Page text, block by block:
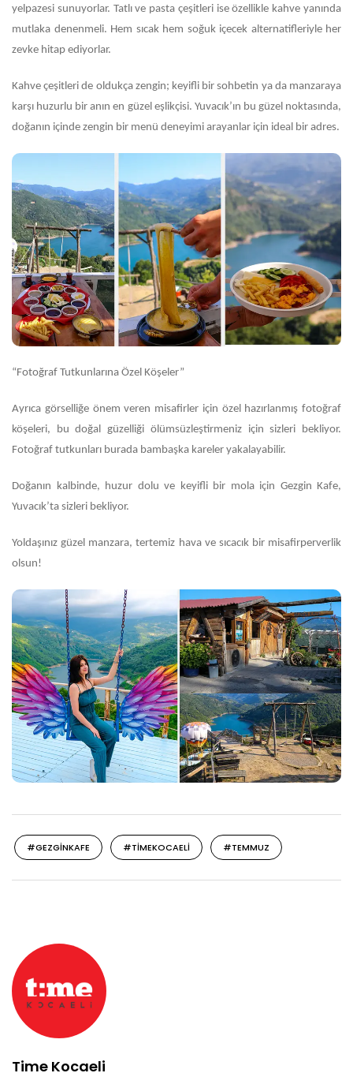
yelpazesi sunuyorlar. Tatlı ve pasta çeşitleri ise özellikle kahve yanında
mutlaka denenmeli. Hem sıcak hem soğuk içecek alternatifleriyle her
zevke hitap ediyorlar.
Kahve çeşitleri de oldukça zengin; keyifli bir sohbetin ya da manzaraya
karşı huzurlu bir anın en güzel eşlikçisi. Yuvacık’ın bu güzel noktasında,
doğanın içinde zengin bir menü deneyimi arayanlar için ideal bir adres.
“Fotoğraf Tutkunlarına Özel Köşeler”
Ayrıca görselliğe önem veren misafirler için özel hazırlanmış fotoğraf
köşeleri, bu doğal güzelliği ölümsüzleştirmeniz için sizleri bekliyor.
Fotoğraf tutkunları burada bambaşka kareler yakalayabilir.
Doğanın kalbinde, huzur dolu ve keyifli bir mola için Gezgin Kafe,
Yuvacık’ta sizleri bekliyor.
Yoldaşınız güzel manzara, tertemiz hava ve sıcacık bir misafirperverlik
olsun!
#GEZGINKAFE #TIMEKOCAELI #TEMMUZ
Time Kocaeli